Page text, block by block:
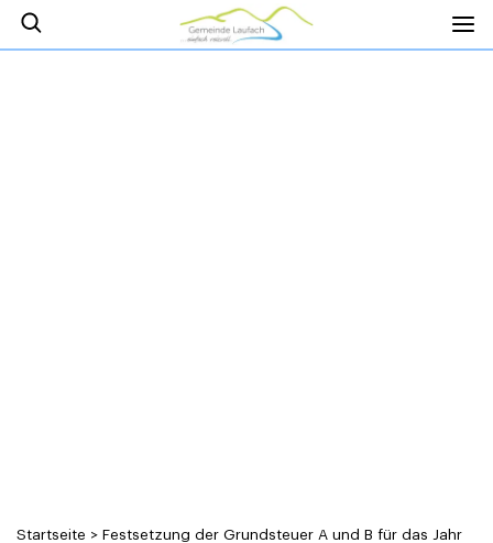
Startseite > Festsetzung der Grundsteuer A und B für das Jahr